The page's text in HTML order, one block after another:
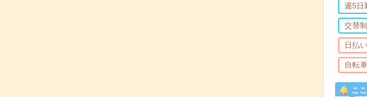
週5日
交替
日払
自転
こ